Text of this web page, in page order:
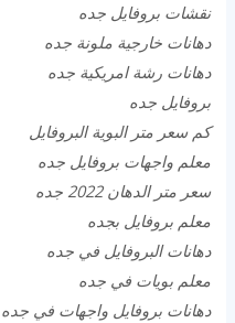
نقشات بروفايل جده
دهانات خارجية ملونة جده
دهانات رشة امريكية جده
بروفايل جده
كم سعر متر البوية البروفايل
معلم واجهات بروفايل جده
سعر متر الدهان 2022 جده
معلم بروفايل بجده
دهانات البروفايل في جده
معلم بويات في جده
دهانات بروفايل واجهات في جده